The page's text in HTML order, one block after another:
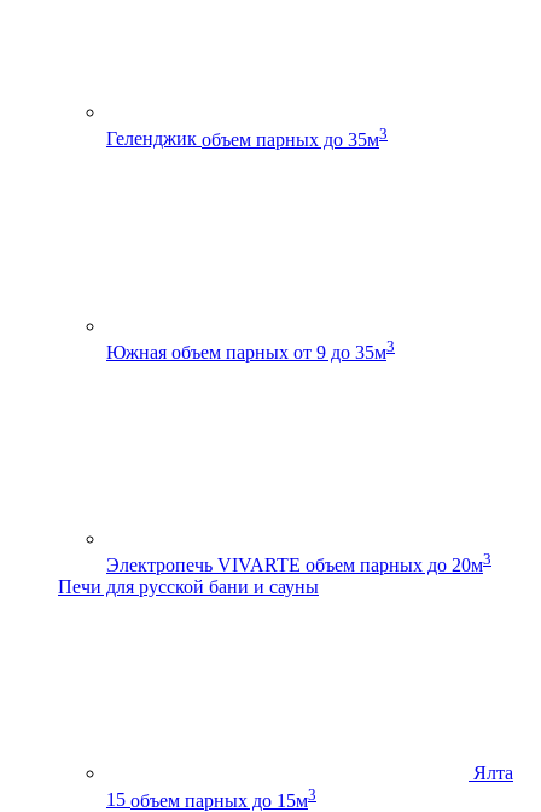
Геленджик объем парных до 35м3
Южная объем парных от 9 до 35м3
Электропечь VIVARTE объем парных до 20м3
Печи для русской бани и сауны
Ялта
15 объем парных до 15м3